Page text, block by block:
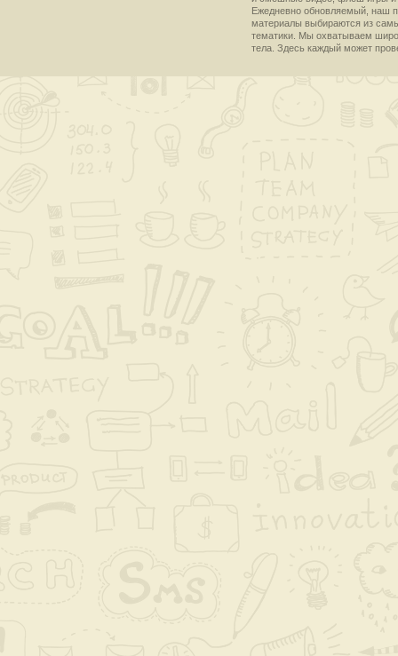
Ежедневно обновляемый, наш
материалы выбираются из
тематики. Мы охватываем
тела. Здесь каждый может